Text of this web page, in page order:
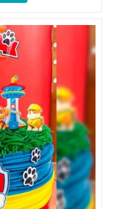
era:
é: